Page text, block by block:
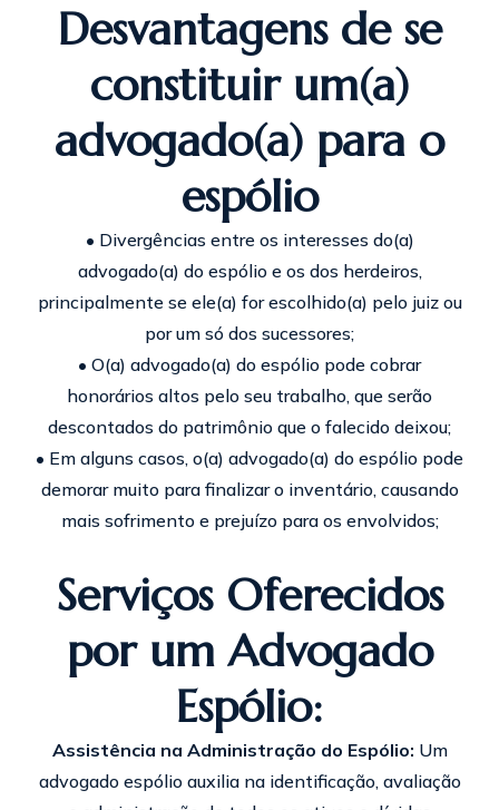
Desvantagens de se
constituir um(a)
advogado(a) para o
espólio
• Divergências entre os interesses do(a)
advogado(a) do espólio e os dos herdeiros,
principalmente se ele(a) for escolhido(a) pelo juiz ou
por um só dos sucessores;
• O(a) advogado(a) do espólio pode cobrar
honorários altos pelo seu trabalho, que serão
descontados do patrimônio que o falecido deixou;
• Em alguns casos, o(a) advogado(a) do espólio pode
demorar muito para finalizar o inventário, causando
mais sofrimento e prejuízo para os envolvidos;
Serviços Oferecidos
por um Advogado
Espólio:
Assistência na Administração do Espólio: Um
advogado espólio auxilia na identificação, avaliação